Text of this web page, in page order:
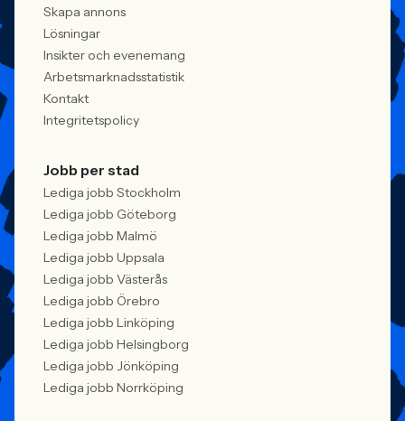
Skapa annons
Lösningar
Insikter och evenemang
Arbetsmarknadsstatistik
Kontakt
Integritetspolicy
Jobb per stad
Lediga jobb Stockholm
Lediga jobb Göteborg
Lediga jobb Malmö
Lediga jobb Uppsala
Lediga jobb Västerås
Lediga jobb Örebro
Lediga jobb Linköping
Lediga jobb Helsingborg
Lediga jobb Jönköping
Lediga jobb Norrköping